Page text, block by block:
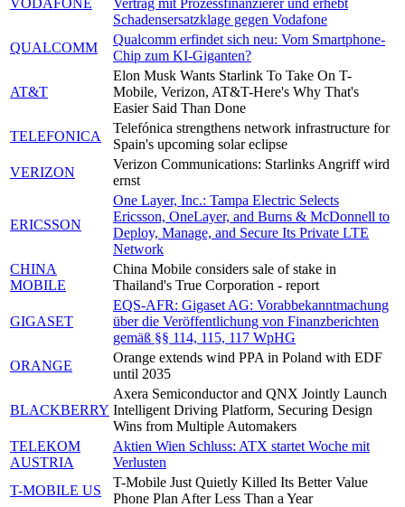
Schadensersatzklage gegen Vodafone
QUALCOMM
Qualcomm erfindet sich neu: Vom Smartphone-
Chip zum KI-Giganten?
AT&T
Elon Musk Wants Starlink To Take On T-
Mobile, Verizon, AT&T-Here's Why That's
Easier Said Than Done
TELEFONICA
Telefónica strengthens network infrastructure for
Spain's upcoming solar eclipse
VERIZON
Verizon Communications: Starlinks Angriff wird
ernst
ERICSSON
One Layer, Inc.: Tampa Electric Selects
Ericsson, OneLayer, and Burns & McDonnell to
Deploy, Manage, and Secure Its Private LTE
Network
CHINA
MOBILE
China Mobile considers sale of stake in
Thailand's True Corporation - report
GIGASET
EQS-AFR: Gigaset AG: Vorabbekanntmachung
über die Veröffentlichung von Finanzberichten
gemäß §§ 114, 115, 117 WpHG
ORANGE
Orange extends wind PPA in Poland with EDF
until 2035
BLACKBERRY
Axera Semiconductor and QNX Jointly Launch
Intelligent Driving Platform, Securing Design
Wins from Multiple Automakers
TELEKOM
AUSTRIA
Aktien Wien Schluss: ATX startet Woche mit
Verlusten
T-MOBILE US
T-Mobile Just Quietly Killed Its Better Value
Phone Plan After Less Than a Year